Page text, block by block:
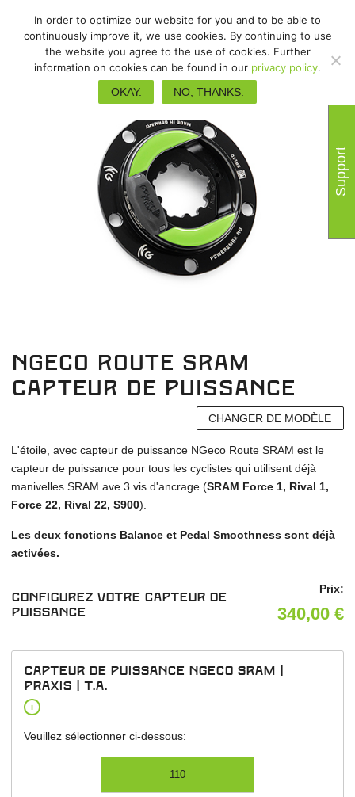
NGeco Route SRAM
capteur de puissance
CHANGER DE MODÈLE
L'étoile, avec capteur de puissance NGeco Route SRAM est le
capteur de puissance pour tous les cyclistes qui utilisent déjà
manivelles SRAM ave 3 vis d'ancrage (SRAM Force 1, Rival 1,
Force 22, Rival 22, S900).
Les deux fonctions Balance et Pedal Smoothness sont déjà
activées.
Configurez votre capteur de
puissance
Prix:
340,00 €
capteur de puissance NGeco SRAM |
Praxis | T.A.
i
Veuillez sélectionner ci-dessous:
110
Support
In order to optimize our website for you and to be able to
continuously improve it, we use cookies. By continuing to use
the website you agree to the use of cookies. Further
information on cookies can be found in our privacy policy.
OKAY.
NO, THANKS.